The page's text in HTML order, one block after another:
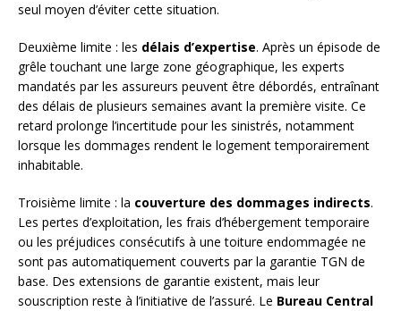
seul moyen d’éviter cette situation.
Deuxième limite : les délais d’expertise. Après un épisode de
grêle touchant une large zone géographique, les experts
mandatés par les assureurs peuvent être débordés, entraînant
des délais de plusieurs semaines avant la première visite. Ce
retard prolonge l’incertitude pour les sinistrés, notamment
lorsque les dommages rendent le logement temporairement
inhabitable.
Troisième limite : la couverture des dommages indirects.
Les pertes d’exploitation, les frais d’hébergement temporaire
ou les préjudices consécutifs à une toiture endommagée ne
sont pas automatiquement couverts par la garantie TGN de
base. Des extensions de garantie existent, mais leur
souscription reste à l’initiative de l’assuré. Le Bureau Central